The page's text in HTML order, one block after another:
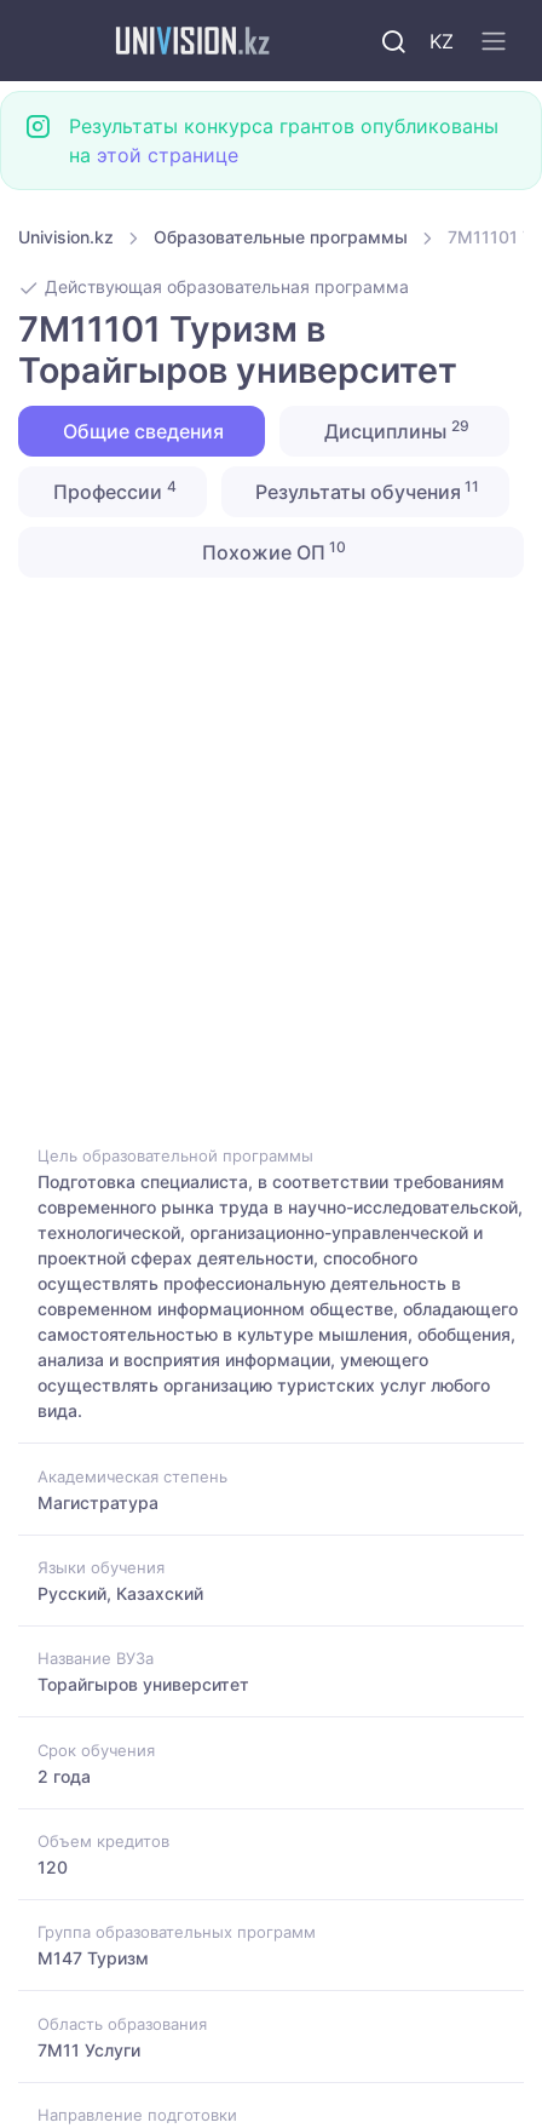
KZ
Результаты конкурса грантов опубликованы
на этой странице
Univision.kz Образовательные программы 7M11101
Действующая образовательная программа
7M11101 Туризм в
Торайгыров университет
Общие сведения Дисциплины 29
Профессии 4 Результаты обучения 11
Похожие ОП 10
Цель образовательной программы
Подготовка специалиста, в соответствии требованиям
современного рынка труда в научно-исследовательской,
технологической, организационно-управленческой и
проектной сферах деятельности, способного
осуществлять профессиональную деятельность в
современном информационном обществе, обладающего
самостоятельностью в культуре мышления, обобщения,
анализа и восприятия информации, умеющего
осуществлять организацию туристских услуг любого
вида.
Академическая степень
Магистратура
Языки обучения
Русский, Казахский
Название ВУЗа
Торайгыров университет
Срок обучения
2 года
Объем кредитов
120
Группа образовательных программ
M147 Туризм
Область образования
7M11 Услуги
Направление подготовки